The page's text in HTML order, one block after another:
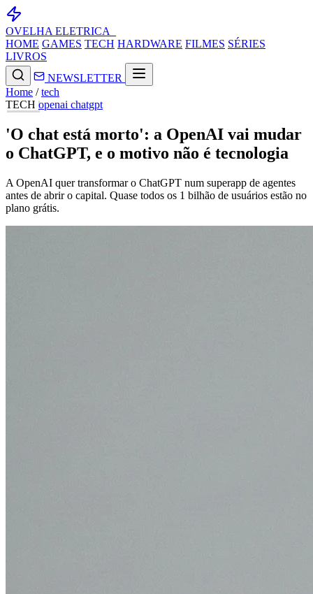
OVELHA ELETRICA_
HOME GAMES TECH HARDWARE FILMES SÉRIES
LIVROS
NEWSLETTER
Home / tech
TECH openai chatgpt
'O chat está morto': a OpenAI vai mudar
o ChatGPT, e o motivo não é tecnologia
A OpenAI quer transformar o ChatGPT num superapp de agentes
antes de abrir o capital. Quase todos os 1 bilhão de usuários estão no
plano grátis.